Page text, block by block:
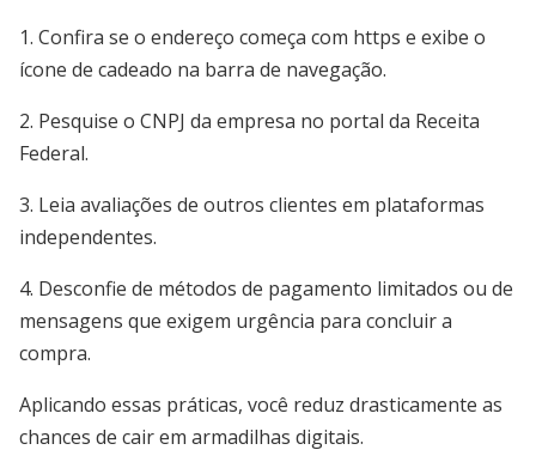
1. Confira se o endereço começa com https e exibe o
ícone de cadeado na barra de navegação.
2. Pesquise o CNPJ da empresa no portal da Receita
Federal.
3. Leia avaliações de outros clientes em plataformas
independentes.
4. Desconfie de métodos de pagamento limitados ou de
mensagens que exigem urgência para concluir a
compra.
Aplicando essas práticas, você reduz drasticamente as
chances de cair em armadilhas digitais.